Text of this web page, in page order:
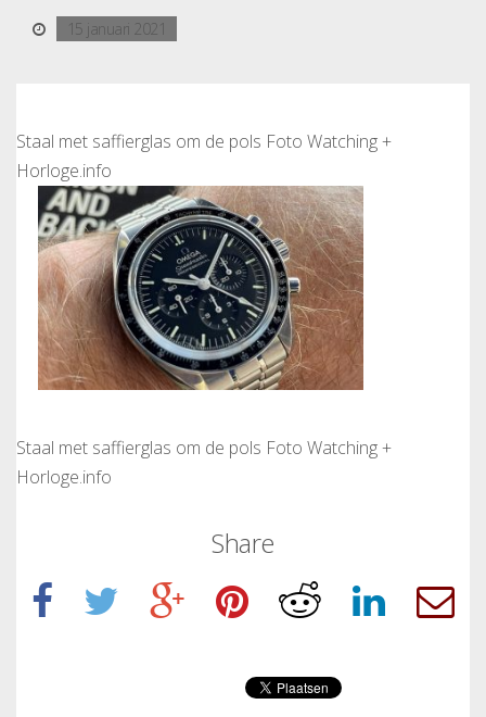
15 januari 2021
Staal met saffierglas om de pols Foto Watching +
Horloge.info
Staal met saffierglas om de pols Foto Watching +
Horloge.info
Share